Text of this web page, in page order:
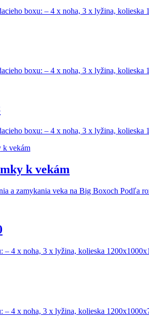
boxu: – 4 x noha, 3 x lyžina, kolieska
boxu: – 4 x noha, 3 x lyžina, kolieska
boxu: – 4 x noha, 3 x lyžina, kolieska
k vekám
a zamykania veka na Big Boxoch Podľa
– 4 x noha, 3 x lyžina, kolieska
– 4 x noha, 3 x lyžina, kolieska